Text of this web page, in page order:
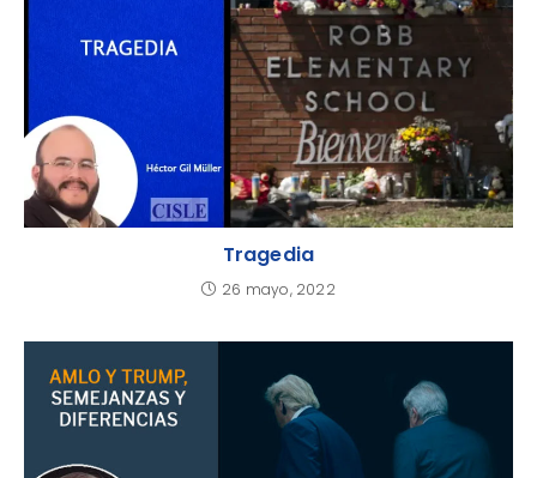
Tragedia
26 mayo, 2022